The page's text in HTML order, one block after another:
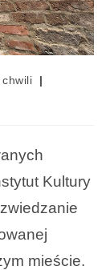
Kultury
mieście.